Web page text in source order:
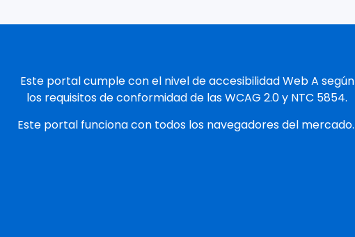
Este portal cumple con el nivel de accesibilidad Web A según
los requisitos de conformidad de las WCAG 2.0 y NTC 5854.
Este portal funciona con todos los navegadores del mercado.